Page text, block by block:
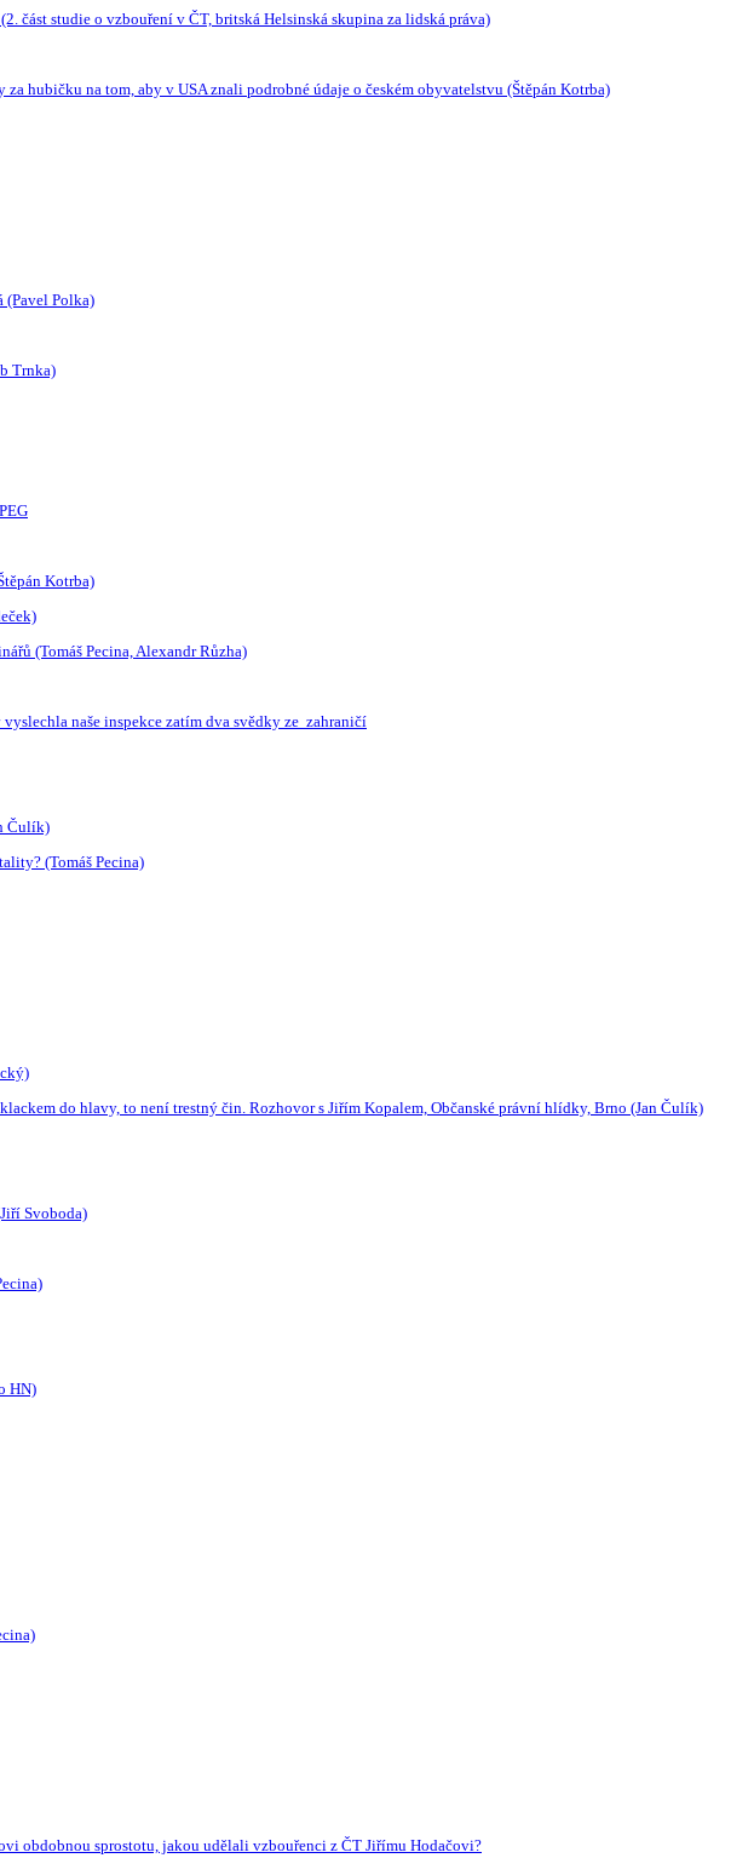
část studie o vzbouření v ČT, britská Helsinská skupina za lidská práva)
hubičku na tom, aby v USA znali podrobné údaje o českém obyvatelstvu (Štěpán Kotrba)
(Pavel Polka)
Trnka)
Kotrba)
(Tomáš Pecina, Alexandr Růzha)
naše inspekce zatím dva svědky ze zahraničí
Čulík)
(Tomáš Pecina)
do hlavy, to není trestný čin. Rozhovor s Jiřím Kopalem, Občanské právní hlídky, Brno (Jan Čulík)
Svoboda)
HN)
obdobnou sprostotu, jakou udělali vzbouřenci z ČT Jiřímu Hodačovi?